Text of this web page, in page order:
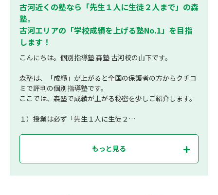
古河近くの塾なら「先生１人に生徒２人まで」の森
塾。
古河エリアの「学校成績を上げる塾No.1」を目指
します！
こんにちは。個別指導塾 森塾 古河校の山下です。
森塾は、「成績」が上がると全国の保護者の方からクチコ
ミで評判の個別指導塾です。
ここでは、森塾で成績が上がる秘密を少しご紹介します。
１）授業は必ず「先生１人に生徒２…
もっと見る